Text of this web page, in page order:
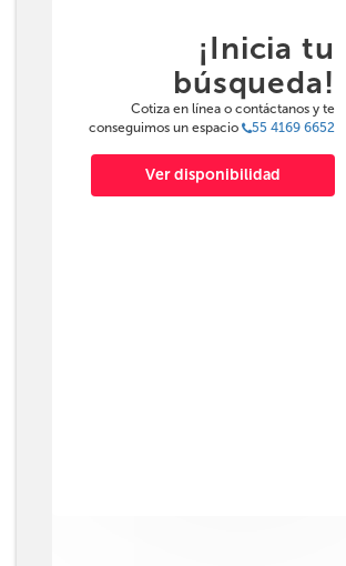
¡Inicia tu
búsqueda!
Cotiza en línea o contáctanos y te
conseguimos un espacio
55 4169 6652
Ver disponibilidad